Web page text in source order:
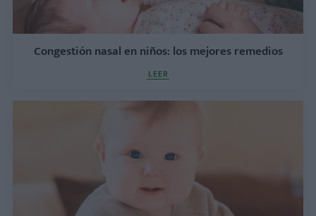
Congestión nasal en niños: los mejores remedios
LEER